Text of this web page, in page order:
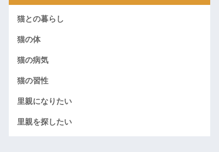
猫との暮らし
猫の体
猫の病気
猫の習性
里親になりたい
里親を探したい